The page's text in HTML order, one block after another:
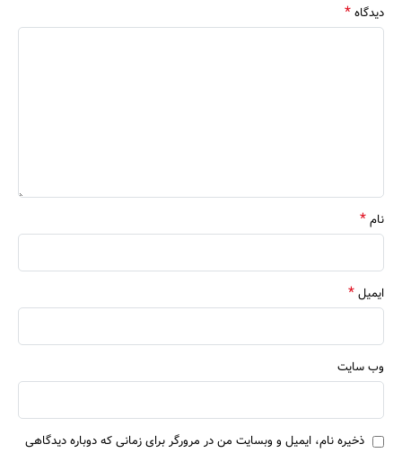
دیدگاه*
نام*
ایمیل*
وب‌ سایت
ذخیره نام، ایمیل و وبسایت من در مرورگر برای زمانی که دوباره دیدگاهی